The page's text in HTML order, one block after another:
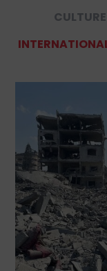
CULTURE